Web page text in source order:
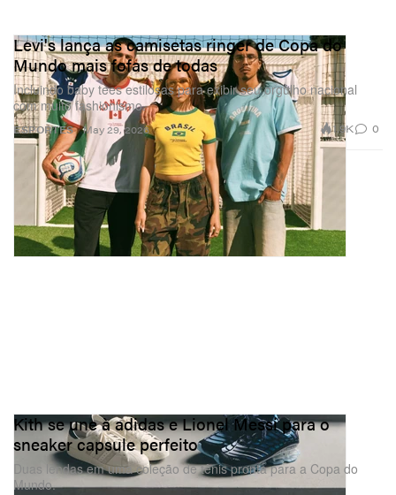
ESPORTES
Levi's lança as camisetas ringer de Copa do
Mundo mais fofas de todas
Incluindo baby tees estilosas para exibir seu orgulho nacional
com muito fashionismo.
May 29, 2026 1.9K 0
Kith se une à adidas e Lionel Messi para o
sneaker capsule perfeito
Duas lendas em uma coleção de tênis pronta para a Copa do
Mundo.